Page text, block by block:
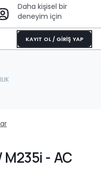
Daha kişisel bir
deneyim için
KAYIT OL / GİRİŞ YAP
- AC